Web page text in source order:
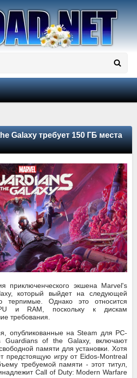
Galaxy требует 150 ГБ места
приключенческого экшена Marvel's
который выйдет на следующей
терпимые. Однако это относится
и RAM, поскольку к дискам
требования.
опубликованные на Steam для PC-
Guardians of the Galaxy, включают
памяти для установки. Хотя
предстоящую игру от Eidos-Montreal
требуемой памяти - этот титул,
Call of Duty: Modern Warfare